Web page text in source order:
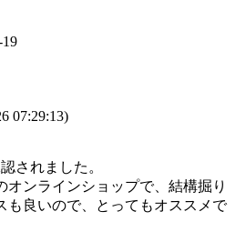
07:29:13)
されました。
オンラインショップで、結構掘り
も良いので、とってもオススメで